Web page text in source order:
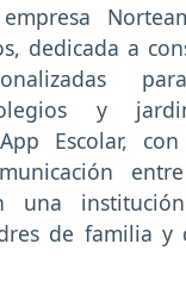
dedicada a
y
Escolar,
una
de familia y